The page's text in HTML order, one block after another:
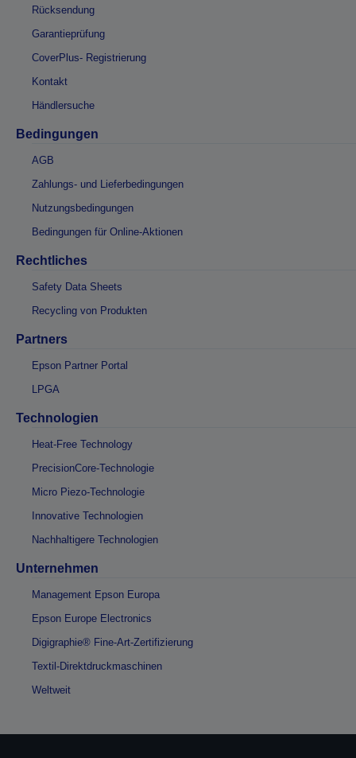
Rücksendung
Garantieprüfung
CoverPlus- Registrierung
Kontakt
Händlersuche
Bedingungen
AGB
Zahlungs- und Lieferbedingungen
Nutzungsbedingungen
Bedingungen für Online-Aktionen
Rechtliches
Safety Data Sheets
Recycling von Produkten
Partners
Epson Partner Portal
LPGA
Technologien
Heat-Free Technology
PrecisionCore-Technologie
Micro Piezo-Technologie
Innovative Technologien
Nachhaltigere Technologien
Unternehmen
Management Epson Europa
Epson Europe Electronics
Digigraphie® Fine-Art-Zertifizierung
Textil-Direktdruckmaschinen
Weltweit